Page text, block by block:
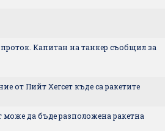
Капитан на танкер съобщил за
от Пийт Хегсет къде са ракетите
да бъде разположена ракетна